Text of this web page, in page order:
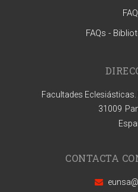
FAQs -
Facultades
31009
CONTACTA